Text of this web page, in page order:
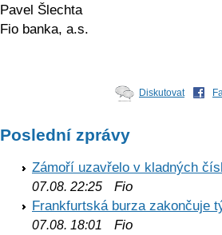
Pavel Šlechta
Fio banka, a.s.
Diskutovat
Poslední zprávy
Zámoří uzavřelo v kladných
07.08. 22:25 Fio
Frankfurtská burza zakončuje
07.08. 18:01
Fio